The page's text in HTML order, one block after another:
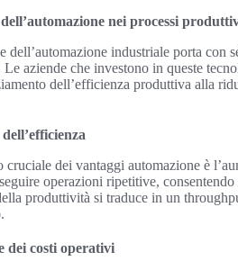
nei processi
dell’automazione industriale porta con
aziende che investono in queste
dell’efficienza produttiva alla
cruciale dei vantaggi automazione è
operazioni ripetitive,
produttività si traduce in un
dei costi operativi